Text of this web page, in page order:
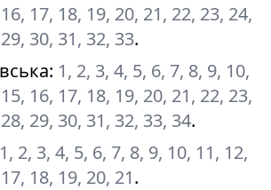
17, 18, 19, 20, 21, 22, 23, 24,
30, 31, 32, 33.
: 1, 2, 3, 4, 5, 6, 7, 8, 9, 10,
16, 17, 18, 19, 20, 21, 22, 23,
29, 30, 31, 32, 33, 34.
1, 2, 3, 4, 5, 6, 7, 8, 9, 10, 11, 12,
18, 19, 20, 21.